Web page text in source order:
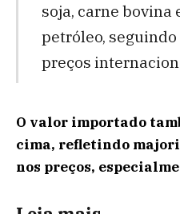
soja, carne bovina
petróleo,
preços
O valor importado
cima, refletindo
nos preços,